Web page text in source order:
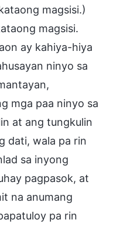
magsisi.)
magsisi.
ay kahiya-hiya
ninyo sa
mga paa ninyo sa
at ang tungkulin
dati, wala pa rin
sa inyong
pagpasok, at
na anumang
pa rin